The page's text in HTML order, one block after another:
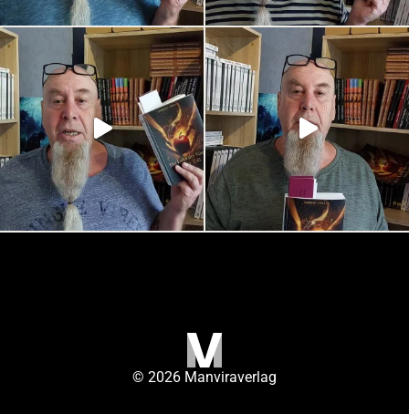
© 2026 Manviraverlag